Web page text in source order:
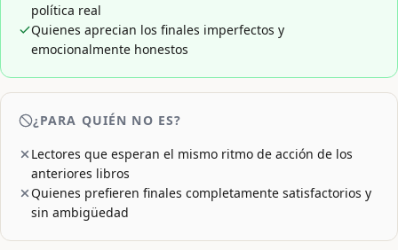
política real
Quienes aprecian los finales imperfectos y
emocionalmente honestos
¿PARA QUIÉN NO ES?
Lectores que esperan el mismo ritmo de acción de los
anteriores libros
Quienes prefieren finales completamente satisfactorios y
sin ambigüedad